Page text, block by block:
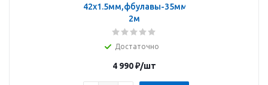
42х1.5мм,фбулавы-35мм,длина
2м
Достаточно
4 990₽/шт